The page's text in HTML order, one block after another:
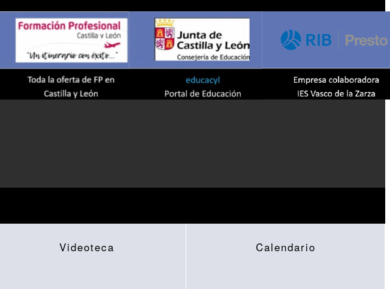
Videoteca Calendario